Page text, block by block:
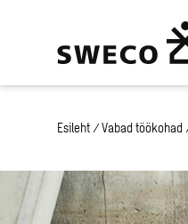
Esileht / Vabad töökohad